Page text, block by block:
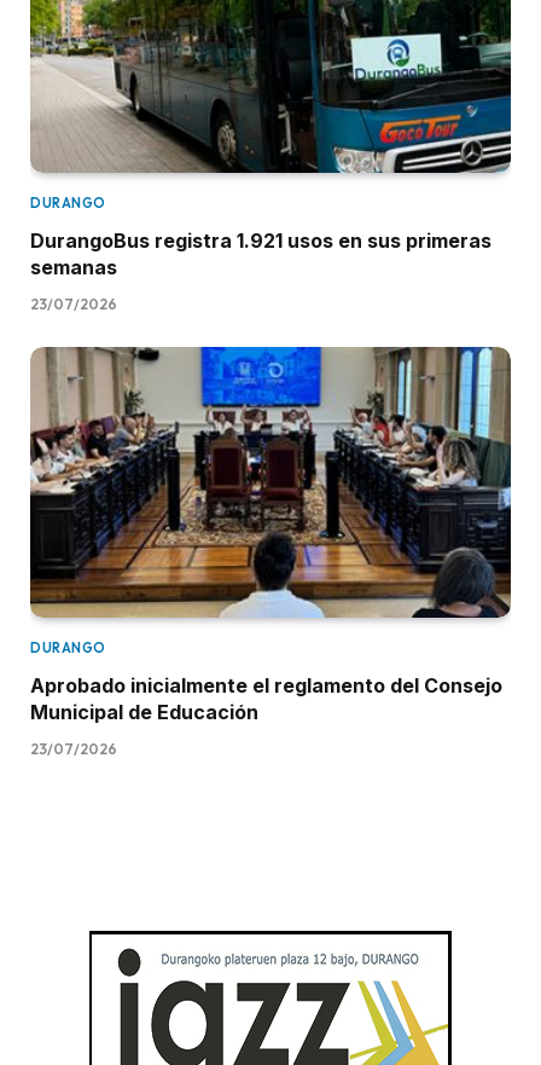
DURANGO
DurangoBus registra 1.921 usos en sus primeras
semanas
23/07/2026
DURANGO
Aprobado inicialmente el reglamento del Consejo
Municipal de Educación
23/07/2026